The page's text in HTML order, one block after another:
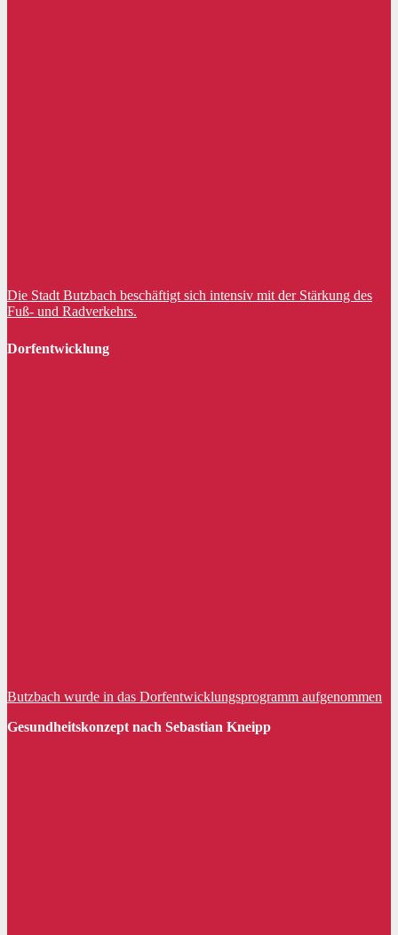
Die Stadt Butzbach beschäftigt sich intensiv mit der Stärkung des
Fuß- und Radverkehrs.
Dorfentwicklung
Butzbach wurde in das Dorfentwicklungsprogramm aufgenommen
Gesundheitskonzept nach Sebastian Kneipp